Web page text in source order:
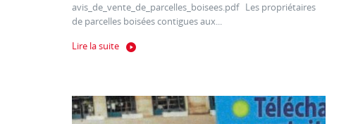
avis_de_vente_de_parcelles_boisees.pdf Les propriétaires
de parcelles boisées contigues aux...
Lire la suite